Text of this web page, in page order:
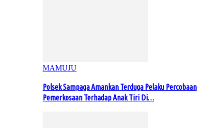
MAMUJU
Polsek Sampaga Amankan Terduga Pelaku Percobaan
Pemerkosaan Terhadap Anak Tiri Di…